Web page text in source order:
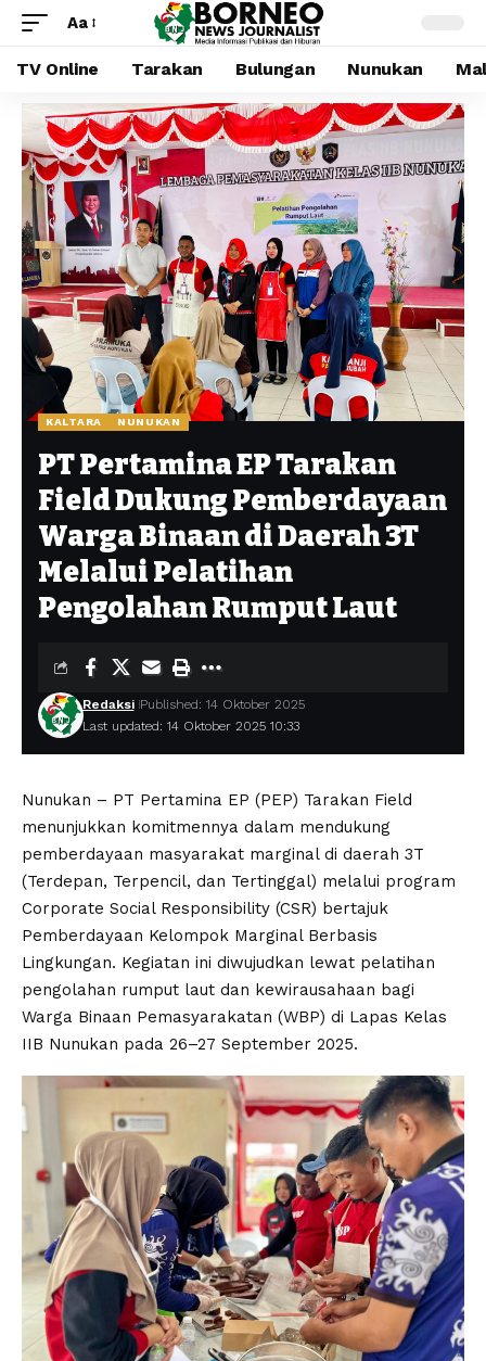
Aa
TV Online Tarakan Bulungan Nunukan
KALTARA NUNUKAN
PT Pertamina EP Tarakan
Field Dukung Pemberdayaan
Warga Binaan di Daerah 3T
Melalui Pelatihan
Pengolahan Rumput Laut
Last updated: 14 Oktober 2025 10:33
Redaksi Published: 14 Oktober 2025
Nunukan – PT Pertamina EP (PEP) Tarakan Field
menunjukkan komitmennya dalam mendukung
pemberdayaan masyarakat marginal di daerah 3T
(Terdepan, Terpencil, dan Tertinggal) melalui program
Corporate Social Responsibility (CSR) bertajuk
Pemberdayaan Kelompok Marginal Berbasis
Lingkungan. Kegiatan ini diwujudkan lewat pelatihan
pengolahan rumput laut dan kewirausahaan bagi
Warga Binaan Pemasyarakatan (WBP) di Lapas Kelas
IIB Nunukan pada 26–27 September 2025.